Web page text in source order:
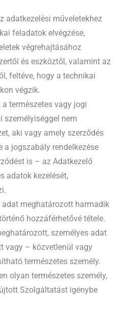
adatkezelési műveletekhez
feladatok elvégzése,
végrehajtásához
és eszköztől, valamint az
feltéve, hogy a technikai
végzik.
a természetes vagy jogi
személyiséggel nem
aki vagy amely szerződés
a jogszabály rendelkezése
is – az Adatkezelő
adatok kezelését,
adat meghatározott harmadik
hozzáférhetővé tétele.
személyes adat
vagy – közvetlenül vagy
természetes személy.
olyan természetes személy,
Szolgáltatást igénybe